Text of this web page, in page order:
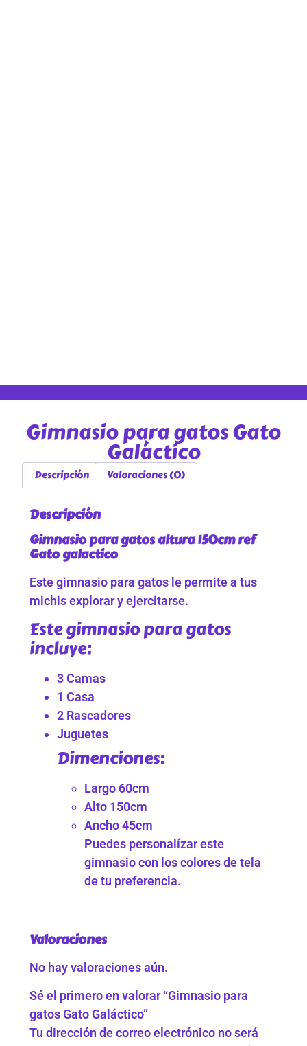
Gimnasio para gatos Gato
Galáctico
Descripción Valoraciones (0)
Descripción
Gimnasio para gatos altura 150cm ref
Gato galactico
Este gimnasio para gatos le permite a tus
michis explorar y ejercitarse.
Este gimnasio para gatos
incluye:
3 Camas
1 Casa
2 Rascadores
Juguetes
Dimenciones:
Largo 60cm
Alto 150cm
Ancho 45cm
Puedes personalízar este
gimnasio con los colores de tela
de tu preferencia.
Valoraciones
No hay valoraciones aún.
Sé el primero en valorar “Gimnasio para
gatos Gato Galáctico”
Tu dirección de correo electrónico no será